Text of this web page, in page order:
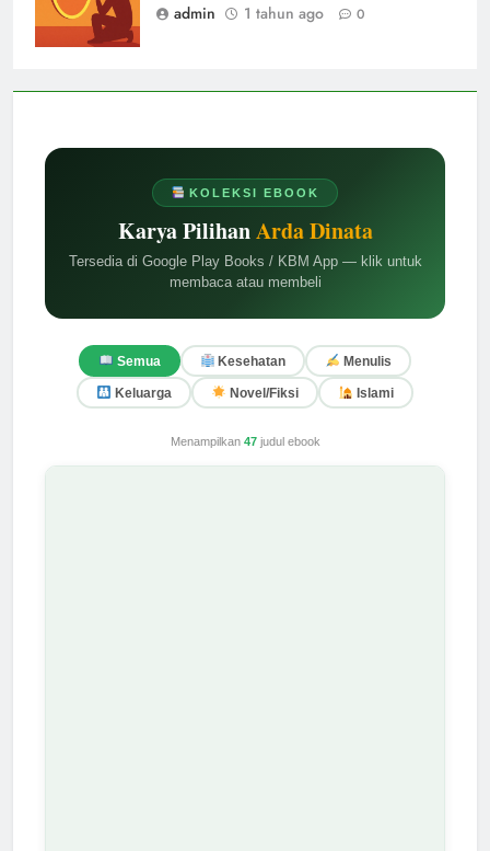
KOLEKSI EBOOK
Karya PilihanArda Dinata
Tersedia di Google Play Books / KBM App — klik untuk
membaca atau membeli
Semua Kesehatan Menulis
Keluarga Novel/Fiksi Islami
Menampilkan 47judul ebook
admin
1 tahun ago 0